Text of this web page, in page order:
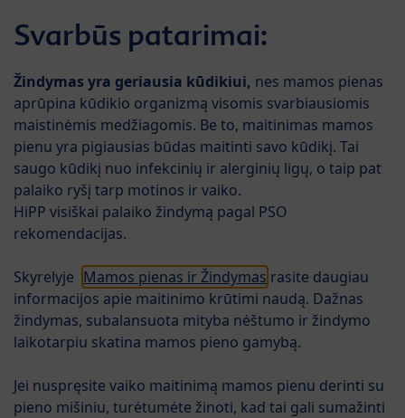
Menü
HiPP HA COMBIOTIC®
HiPP HA 2 COMBIOTIC®
tolesnio maitinimo kūdikių
mišinys
hipoalerginius mišinius, atsižvelgdami į naujausius
mokslo pasiekimus.
Svarbūs patarimai:
Žindymas yra geriausia kūdikiui, nes mamos pienas
aprūpina kūdikio organizmą visomis svarbiausiomis
maistinėmis medžiagomis. Be to, maitinimas mamos
pienu yra pigiausias būdas maitinti savo kūdikį. Tai
saugo kūdikį nuo infekcinių ir alerginių ligų, o taip pat
palaiko ryšį tarp motinos ir vaiko.
HiPP visiškai palaiko žindymą pagal PSO
rekomendacijas.
Skyrelyje Mamos pienas ir Žindymas rasite daugiau
informacijos apie maitinimo krūtimi naudą. Dažnas
žindymas, subalansuota mityba nėštumo ir žindymo
laikotarpiu skatina mamos pieno gamybą.
Jei nuspręsite vaiko maitinimą mamos pienu derinti su
pieno mišiniu, turėtumėte žinoti, kad tai gali sumažinti